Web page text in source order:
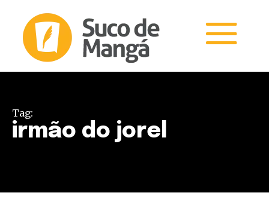
Tag:
irmão do jorel